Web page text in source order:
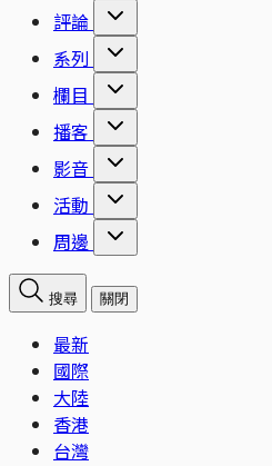
評論
系列
欄目
播客
影音
活動
周邊
搜尋 關閉
最新
國際
大陸
香港
台灣